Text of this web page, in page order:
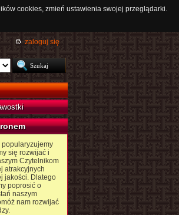
cookies, zmień ustawienia swojej przeglądarki.
zaloguj się
się rozwijać i
Czytelnikom
atrakcyjnych
jakości. Dlatego
poprosić o
naszym
nam rozwijać